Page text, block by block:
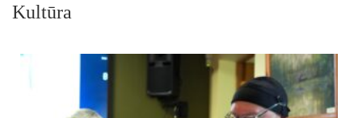
Kultūra